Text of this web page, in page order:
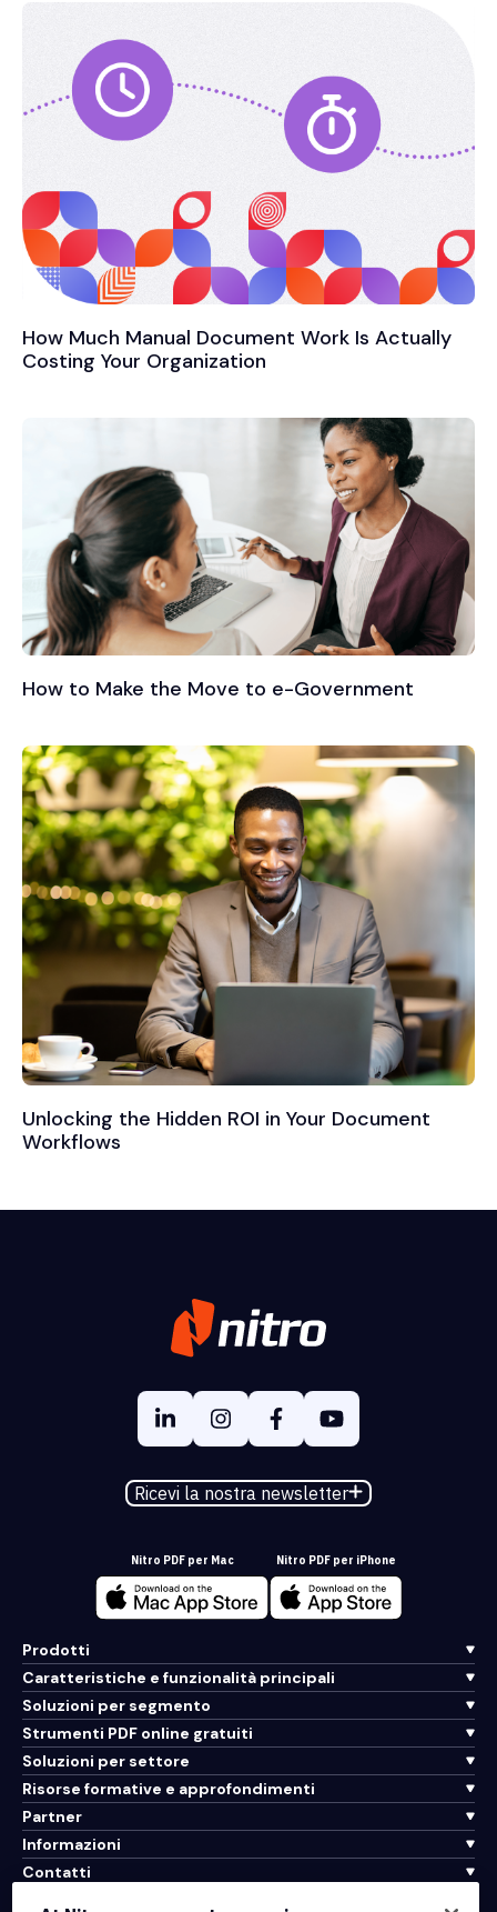
How Much Manual Document Work Is Actually
Costing Your Organization
How to Make the Move to e-Government
Unlocking the Hidden ROI in Your Document
Workflows
Ricevi la nostra newsletter
Nitro PDF per Mac Nitro PDF per iPhone
Prodotti
Caratteristiche e funzionalità principali
Soluzioni per segmento
Strumenti PDF online gratuiti
Soluzioni per settore
Risorse formative e approfondimenti
Partner
Informazioni
Contatti